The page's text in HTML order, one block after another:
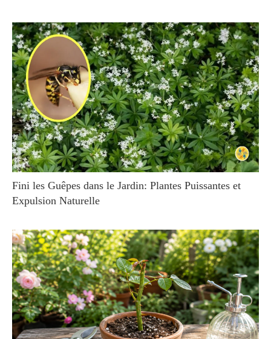
Fini les Guêpes dans le Jardin: Plantes Puissantes et
Expulsion Naturelle